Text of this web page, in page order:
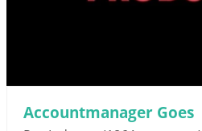
Accountmanager Goes